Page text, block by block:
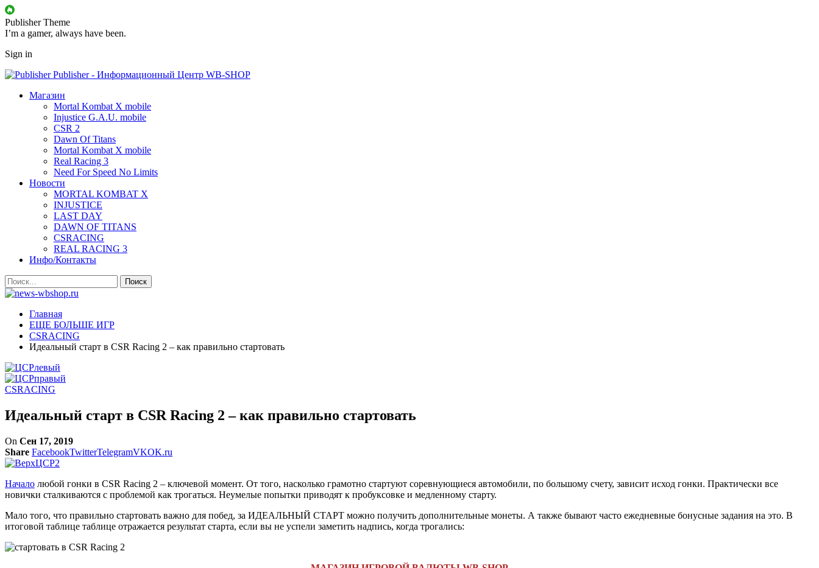
Publisher Theme
I’m a gamer, always have been.
Sign in
Publisher - Информационный Центр WB-SHOP
Магазин
Mortal Kombat X mobile
Injustice G.A.U. mobile
CSR 2
Dawn Of Titans
Mortal Kombat X mobile
Real Racing 3
Need For Speed No Limits
Новости
MORTAL KOMBAT X
INJUSTICE
LAST DAY
DAWN OF TITANS
CSRACING
REAL RACING 3
Инфо/Контакты
Главная
ЕЩЕ БОЛЬШЕ ИГР
CSRACING
Идеальный старт в CSR Racing 2 – как правильно стартовать
CSRACING
Идеальный старт в CSR Racing 2 – как правильно стартовать
On Сен 17, 2019
Share FacebookTwitterTelegramVKOK.ru
Начало любой гонки в CSR Racing 2 – ключевой момент. От того, насколько грамотно стартуют соревнующиеся автомобили, по большому счету, зависит исход гонки. Практически все
новички сталкиваются с проблемой как трогаться. Неумелые попытки приводят к пробуксовке и медленному старту.
Мало того, что правильно стартовать важно для побед, за ИДЕАЛЬНЫЙ СТАРТ можно получить дополнительные монеты. А также бывают часто ежедневные бонусные задания на это. В
итоговой таблице таблице отражается результат старта, если вы не успели заметить надпись, когда трогались: